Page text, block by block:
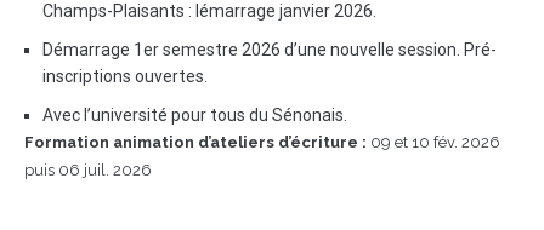
Champs-Plaisants : lémarrage janvier 2026.
Démarrage 1er semestre 2026 d’une nouvelle session. Pré-
inscriptions ouvertes.
Avec l’université pour tous du Sénonais.
Formation animation d’ateliers d’écriture : 09 et 10 fév. 2026
puis 06 juil. 2026